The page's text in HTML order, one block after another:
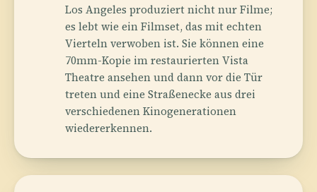
Los Angeles produziert nicht nur Filme;
es lebt wie ein Filmset, das mit echten
Vierteln verwoben ist. Sie können eine
70mm-Kopie im restaurierten Vista
Theatre ansehen und dann vor die Tür
treten und eine Straßenecke aus drei
verschiedenen Kinogenerationen
wiedererkennen.